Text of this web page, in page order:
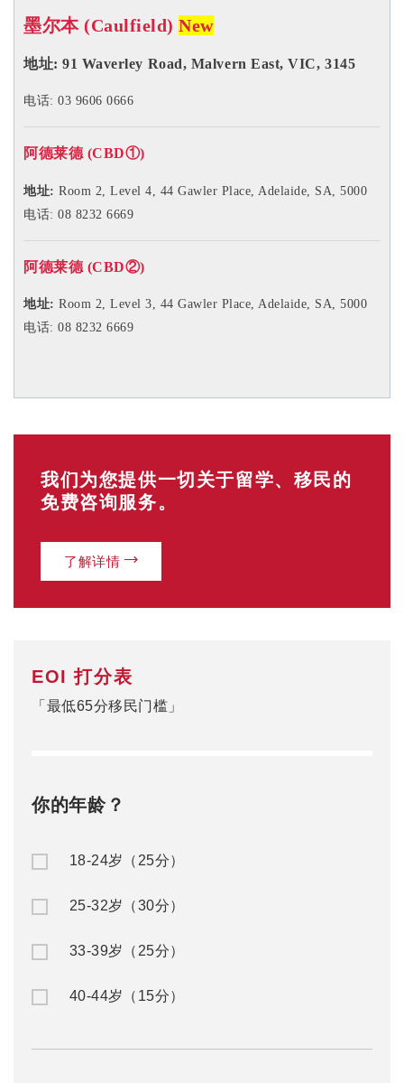
墨尔本 (Caulfield) New
地址: 91 Waverley Road, Malvern East, VIC, 3145
电话: 03 9606 0666
阿德莱德 (CBD①)
地址: Room 2, Level 4, 44 Gawler Place, Adelaide, SA, 5000
电话: 08 8232 6669
阿德莱德 (CBD②)
地址: Room 2, Level 3, 44 Gawler Place, Adelaide, SA, 5000
电话: 08 8232 6669
我们为您提供一切关于留学、移民的
免费咨询服务。
了解详情
EOI 打分表
「最低65分移民门槛」
你的年龄？
18-24岁（25分）
25-32岁（30分）
33-39岁（25分）
40-44岁（15分）